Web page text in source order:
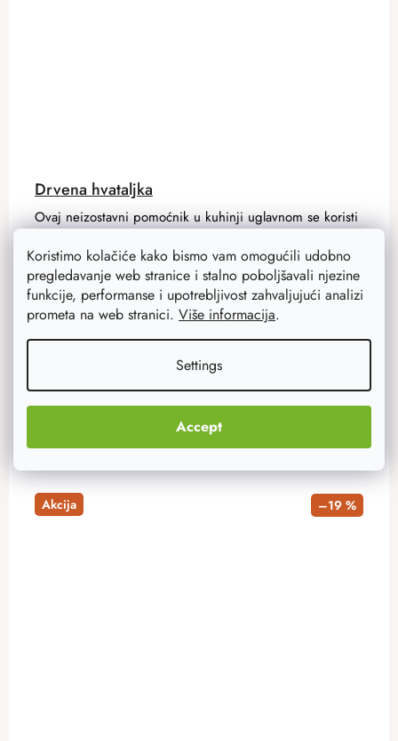
Koristimo kolačiće kako bismo vam omogućili udobno
pregledavanje web stranice i stalno poboljšavali njezine
funkcije, performanse i upotrebljivost zahvaljujući analizi
prometa na web stranici. Više informacija.
Settings
Accept
Drvena hvataljka
2,90 €
Na zalihi15 kom
ADD TO CART
Ovaj neizostavni pomoćnik u kuhinji uglavnom se koristi
uhvatiti i manipulirati predmetom.
Akcija –19 %